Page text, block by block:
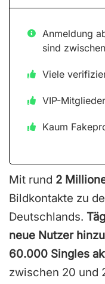
Anmeldung
sind
Viele
VIP-
Kaum
Mit rund 2
Bildkontakte zu
Deutschlands.
neue Nutzer hinzu
60.000 Singles
zwischen 20 und